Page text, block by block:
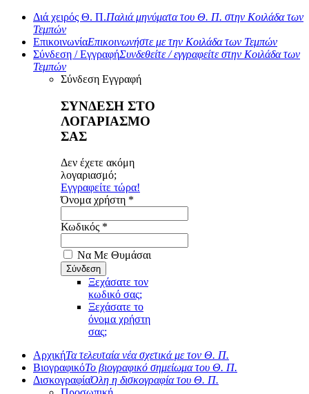
Διά χειρός Θ. Π.Παλιά μηνύματα του Θ. Π. στην Κοιλάδα των
Τεμπών
ΕπικοινωνίαΕπικοινωνήστε με την Κοιλάδα των Τεμπών
Σύνδεση / ΕγγραφήΣυνδεθείτε / εγγραφείτε στην Κοιλάδα των
Τεμπών
Σύνδεση Εγγραφή
ΣΥΝΔΕΣΗ ΣΤΟ
ΛΟΓΑΡΙΑΣΜΟ
ΣΑΣ
Δεν έχετε ακόμη
λογαριασμό;
Εγγραφείτε τώρα!
Όνομα χρήστη *
Κωδικός *
Να Με Θυμάσαι
Ξεχάσατε τον
κωδικό σας;
Ξεχάσατε το
όνομα χρήστη
σας;
ΑρχικήΤα τελευταία νέα σχετικά με τον Θ. Π.
ΒιογραφικόΤο βιογραφικό σημείωμα του Θ. Π.
ΔισκογραφίαΌλη η δισκογραφία του Θ. Π.